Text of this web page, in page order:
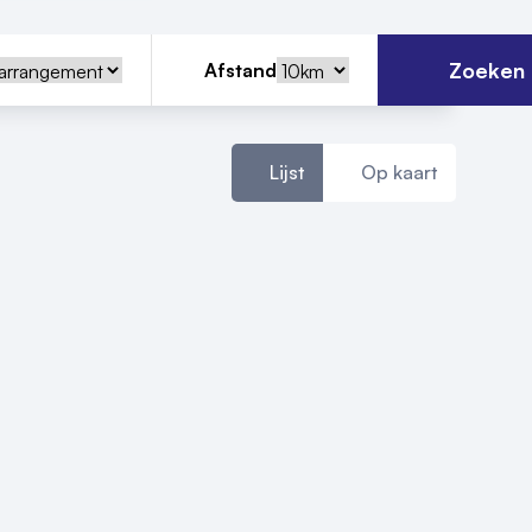
Afstand Zoeken
Lijst Op kaart